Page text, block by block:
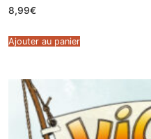
8,99€
Ajouter au panier